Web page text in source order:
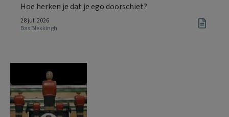
Hoe herken je dat je ego doorschiet?
28 juli 2026
Bas Blekkingh